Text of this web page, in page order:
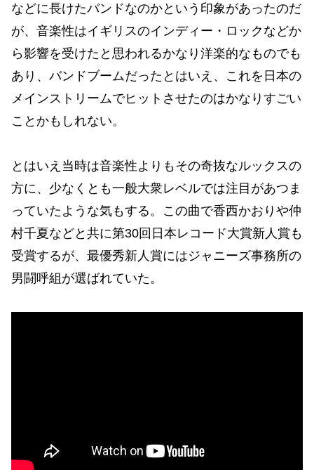
などに長けたバンドなのかという印象があったのだ
が、音楽性はイギリスのインディー・ロックなどか
ら影響を受けたと思われるかなり洋楽的なものでも
あり、バンドブームだったとはいえ、これを日本の
メインストリームでヒットさせたのはかなりすごい
ことかもしれない。
とはいえ当時は音楽性よりもその奇抜なルックスの
方に、少なくとも一般大衆レベルでは注目があつま
っていたような気もする。この曲で香西かおりや仲
村千夏などと共に第30回日本レコード大賞新人賞も
受賞するが、最優秀新人賞にはジャニーズ事務所の
男闘呼組が選ばれていた。